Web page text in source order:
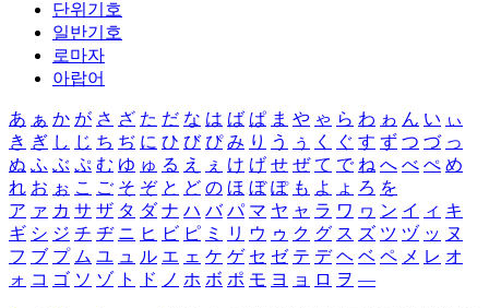
단위기호
일반기호
로마자
아랍어
あ ぁ か が さ ざ た だ な は ば ぱ ま や ゃ ら わ ゎ ん い ぃ
き ぎ し じ ち ぢ に ひ び ぴ み り う ぅ く ぐ す ず つ づ っ
ぬ ふ ぶ ぷ む ゆ ゅ る え ぇ け げ せ ぜ て で ね へ べ ぺ め
れ お ぉ こ ご そ ぞ と ど の ほ ぼ ぽ も よ ょ ろ を
ア ァ カ サ ザ タ ダ ナ ハ バ パ マ ヤ ャ ラ ワ ヮ ン イ ィ キ
ギ シ ジ チ ヂ ニ ヒ ビ ピ ミ リ ウ ゥ ク グ ス ズ ツ ヅ ッ ヌ
フ ブ プ ム ユ ュ ル エ ェ ケ ゲ セ ゼ テ デ ヘ ベ ペ メ レ オ
ォ コ ゴ ソ ゾ ト ド ノ ホ ボ ポ モ ヨ ョ ロ ヲ ―